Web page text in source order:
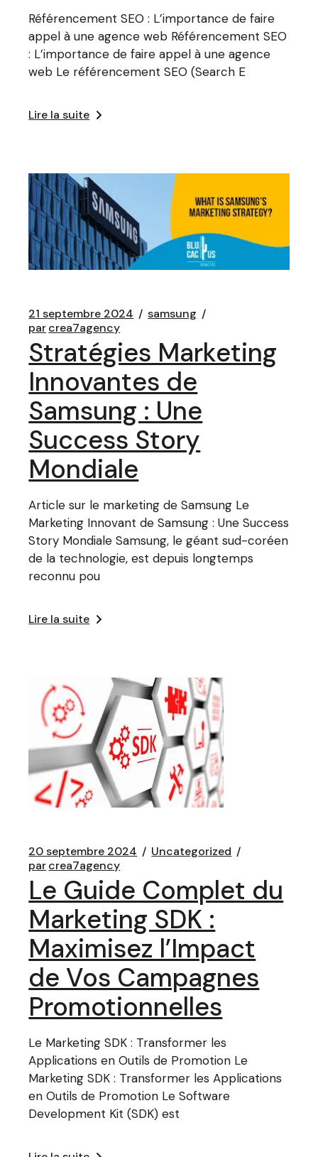
Référencement SEO : L’importance de faire
appel à une agence web Référencement SEO
: L’importance de faire appel à une agence
web Le référencement SEO (Search E
Lire la suite
21 septembre 2024
samsung
parcrea7agency
Stratégies Marketing
Innovantes de
Samsung : Une
Success Story
Mondiale
Article sur le marketing de Samsung Le
Marketing Innovant de Samsung : Une Success
Story Mondiale Samsung, le géant sud-coréen
de la technologie, est depuis longtemps
reconnu pou
Lire la suite
20 septembre 2024
Uncategorized
parcrea7agency
Le Guide Complet du
Marketing SDK :
Maximisez l’Impact
de Vos Campagnes
Promotionnelles
Le Marketing SDK : Transformer les
Applications en Outils de Promotion Le
Marketing SDK : Transformer les Applications
en Outils de Promotion Le Software
Development Kit (SDK) est